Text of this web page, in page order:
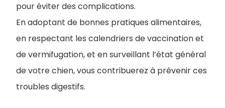
pour éviter des complications.
En adoptant de bonnes pratiques alimentaires,
en respectant les calendriers de vaccination et
de vermifugation, et en surveillant l’état général
de votre chien, vous contribuerez à prévenir ces
troubles digestifs.